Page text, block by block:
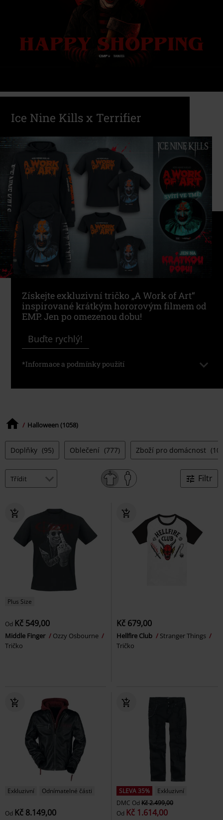
diváky nevhodné nebo znepokojující.
Doporučujeme jen pro dospělé.
Přehrát video
Ice Nine Kills x Terrifier
Získejte exkluzivní tričko „A Work of Art“
inspirované krátkým hororovým filmem od
EMP. Jen po omezenou dobu!
Buďte rychlý!
*Informace a podmínky použití
Halloween (1058)
Doplňky (95) Oblečení (777) Zboží pro domácnost
Filtr
Plus Size
Od Kč 549,00
Middle Finger
Ozzy Osbourne
Tričko
Kč 679,00
Hellfire Club
Stranger Things
Tričko
Exkluzivní Odnímatelné části
Od Kč 8.149,00
SLEVA 35%
Exkluzivní
DMC Od Kč 2.499,00
Od Kč 1.614,00